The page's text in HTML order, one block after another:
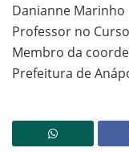
Danianne Marinho
Professor no
Membro da
Prefeitura de